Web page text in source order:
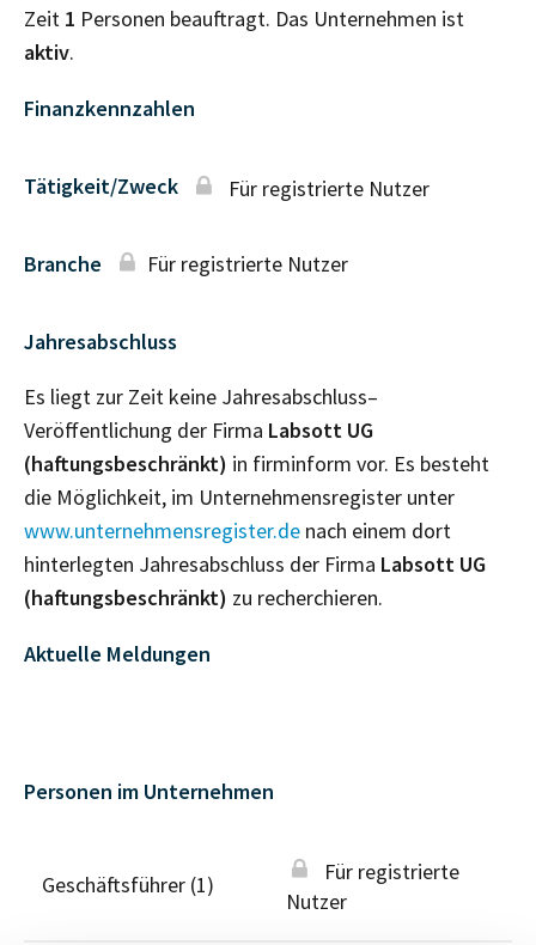
Zeit 1 Personen beauftragt. Das Unternehmen ist
aktiv.
Finanzkennzahlen
Tätigkeit/Zweck Für registrierte Nutzer
Branche Für registrierte Nutzer
Jahresabschluss
Es liegt zur Zeit keine Jahresabschluss–
Veröffentlichung der Firma Labsott UG
(haftungsbeschränkt) in firminform vor. Es besteht
die Möglichkeit, im Unternehmensregister unter
www.unternehmensregister.de nach einem dort
hinterlegten Jahresabschluss der Firma Labsott UG
(haftungsbeschränkt) zu recherchieren.
Aktuelle Meldungen
Personen im Unternehmen
Geschäftsführer (1)
Für registrierte
Nutzer